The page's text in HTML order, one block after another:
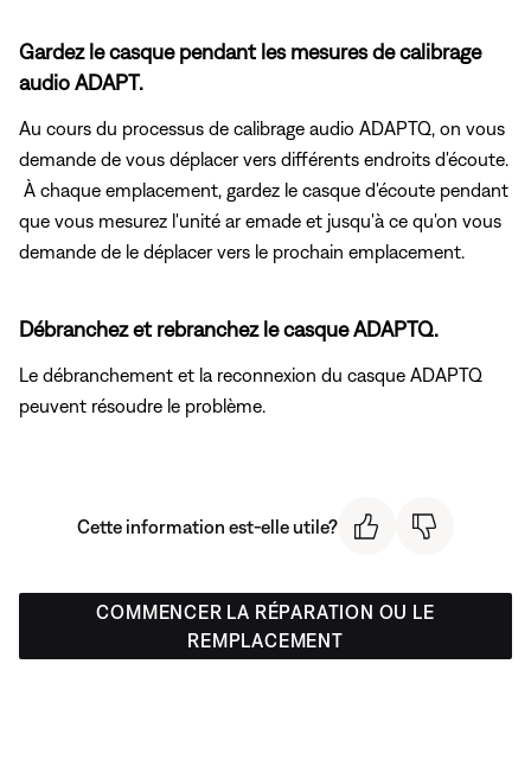
Gardez le casque pendant les mesures de calibrage
audio ADAPT.
Au cours du processus de calibrage audio ADAPTQ, on vous
demande de vous déplacer vers différents endroits d'écoute.
À chaque emplacement, gardez le casque d'écoute pendant
que vous mesurez l'unité ar emade et jusqu'à ce qu'on vous
demande de le déplacer vers le prochain emplacement.
Débranchez et rebranchez le casque ADAPTQ.
Le débranchement et la reconnexion du casque ADAPTQ
peuvent résoudre le problème.
Cette information est-elle utile?
COMMENCER LA RÉPARATION OU LE
REMPLACEMENT